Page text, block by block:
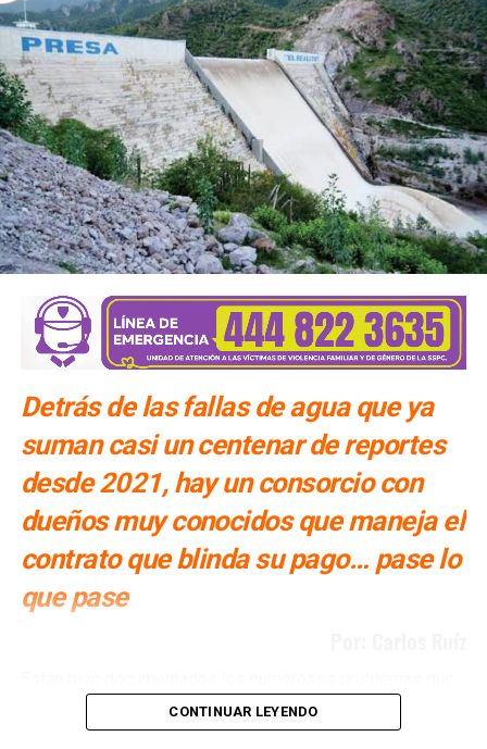
Detrás de las fallas de agua que ya
suman casi un centenar de reportes
desde 2021, hay un consorcio con
dueños muy conocidos que maneja el
contrato que blinda su pago… pase lo
que pase
ha tenido San Luis Potosí con la Presa El Realito, un
proyecto diseñado para surtir de agua a alrededor de 46
CONTINUAR LEYENDO